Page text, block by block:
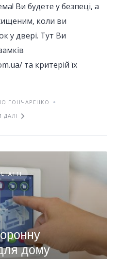
Ви будете у безпеці, а
коли ви
у двері. Тут Ви
та критерій їх
ГОНЧАРЕНКО
ДАЛІ
СТАТТІ
дому